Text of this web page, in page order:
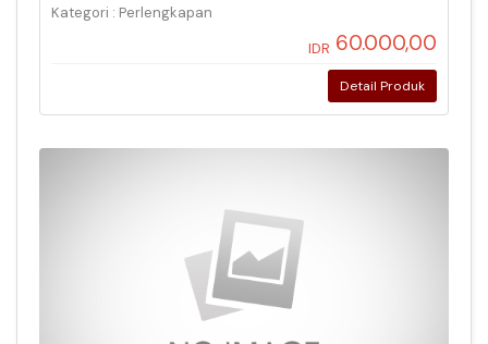
Kategori : Perlengkapan
IDR 60.000,00
Detail Produk